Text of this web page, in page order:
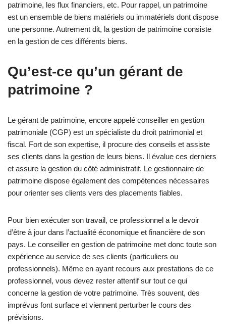
patrimoine, les flux financiers, etc. Pour rappel, un patrimoine
est un ensemble de biens matériels ou immatériels dont dispose
une personne. Autrement dit, la gestion de patrimoine consiste
en la gestion de ces différents biens.
Qu’est-ce qu’un gérant de
patrimoine ?
Le gérant de patrimoine, encore appelé conseiller en gestion
patrimoniale (CGP) est un spécialiste du droit patrimonial et
fiscal. Fort de son expertise, il procure des conseils et assiste
ses clients dans la gestion de leurs biens. Il évalue ces derniers
et assure la gestion du côté administratif. Le gestionnaire de
patrimoine dispose également des compétences nécessaires
pour orienter ses clients vers des placements fiables.
Pour bien exécuter son travail, ce professionnel a le devoir
d’être à jour dans l’actualité économique et financière de son
pays. Le conseiller en gestion de patrimoine met donc toute son
expérience au service de ses clients (particuliers ou
professionnels). Même en ayant recours aux prestations de ce
professionnel, vous devez rester attentif sur tout ce qui
concerne la gestion de votre patrimoine. Très souvent, des
imprévus font surface et viennent perturber le cours des
prévisions.